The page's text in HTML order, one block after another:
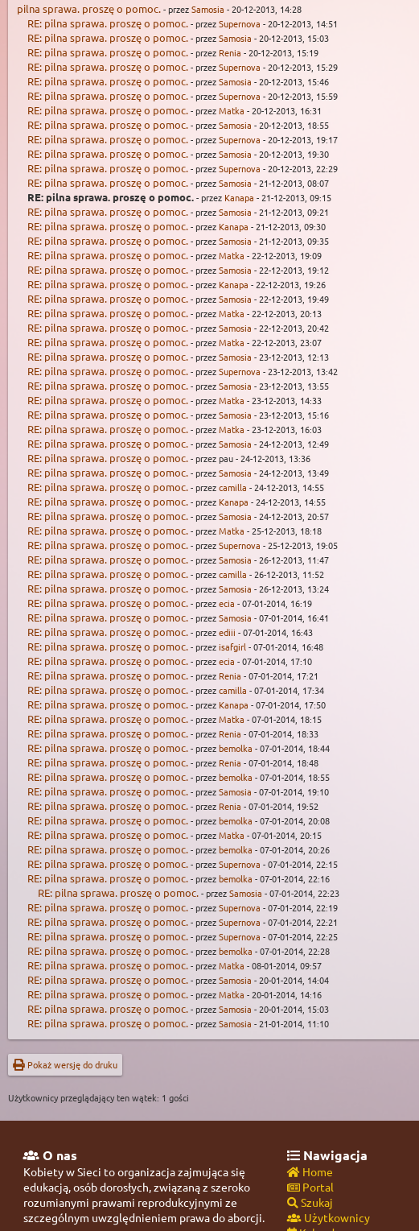
pilna sprawa. proszę o pomoc.- przezSamosia - 20-12-2013, 14:28
RE: pilna sprawa. proszę o pomoc.- przezSupernova - 20-12-2013, 14:51
RE: pilna sprawa. proszę o pomoc.- przezSamosia - 20-12-2013, 15:03
RE: pilna sprawa. proszę o pomoc.- przez Renia - 20-12-2013, 15:19
RE: pilna sprawa. proszę o pomoc.- przezSupernova - 20-12-2013, 15:29
RE: pilna sprawa. proszę o pomoc.- przezSamosia - 20-12-2013, 15:46
RE: pilna sprawa. proszę o pomoc.- przezSupernova - 20-12-2013, 15:59
RE: pilna sprawa. proszę o pomoc.- przezMatka - 20-12-2013, 16:31
RE: pilna sprawa. proszę o pomoc.- przezSamosia - 20-12-2013, 18:55
RE: pilna sprawa. proszę o pomoc.- przezSupernova - 20-12-2013, 19:17
RE: pilna sprawa. proszę o pomoc.- przezSamosia - 20-12-2013, 19:30
RE: pilna sprawa. proszę o pomoc.- przezSupernova - 20-12-2013, 22:29
RE: pilna sprawa. proszę o pomoc.- przezSamosia - 21-12-2013, 08:07
RE: pilna sprawa. proszę o pomoc.- przez Kanapa - 21-12-2013, 09:15
RE: pilna sprawa. proszę o pomoc.- przezSamosia - 21-12-2013, 09:21
RE: pilna sprawa. proszę o pomoc.- przez Kanapa - 21-12-2013, 09:30
RE: pilna sprawa. proszę o pomoc.- przezSamosia - 21-12-2013, 09:35
RE: pilna sprawa. proszę o pomoc.- przezMatka - 22-12-2013, 19:09
RE: pilna sprawa. proszę o pomoc.- przezSamosia - 22-12-2013, 19:12
RE: pilna sprawa. proszę o pomoc.- przez Kanapa - 22-12-2013, 19:26
RE: pilna sprawa. proszę o pomoc.- przezSamosia - 22-12-2013, 19:49
RE: pilna sprawa. proszę o pomoc.- przezMatka - 22-12-2013, 20:13
RE: pilna sprawa. proszę o pomoc.- przezSamosia - 22-12-2013, 20:42
RE: pilna sprawa. proszę o pomoc.- przezMatka - 22-12-2013, 23:07
RE: pilna sprawa. proszę o pomoc.- przezSamosia - 23-12-2013, 12:13
RE: pilna sprawa. proszę o pomoc.- przezSupernova - 23-12-2013, 13:42
RE: pilna sprawa. proszę o pomoc.- przezSamosia - 23-12-2013, 13:55
RE: pilna sprawa. proszę o pomoc.- przezMatka - 23-12-2013, 14:33
RE: pilna sprawa. proszę o pomoc.- przezSamosia - 23-12-2013, 15:16
RE: pilna sprawa. proszę o pomoc.- przezMatka - 23-12-2013, 16:03
RE: pilna sprawa. proszę o pomoc.- przezSamosia - 24-12-2013, 12:49
RE: pilna sprawa. proszę o pomoc.- przez pau - 24-12-2013, 13:36
RE: pilna sprawa. proszę o pomoc.- przezSamosia - 24-12-2013, 13:49
RE: pilna sprawa. proszę o pomoc.- przezcamilla - 24-12-2013, 14:55
RE: pilna sprawa. proszę o pomoc.- przez Kanapa - 24-12-2013, 14:55
RE: pilna sprawa. proszę o pomoc.- przezSamosia - 24-12-2013, 20:57
RE: pilna sprawa. proszę o pomoc.- przezMatka - 25-12-2013, 18:18
RE: pilna sprawa. proszę o pomoc.- przezSupernova - 25-12-2013, 19:05
RE: pilna sprawa. proszę o pomoc.- przezSamosia - 26-12-2013, 11:47
RE: pilna sprawa. proszę o pomoc.- przezcamilla - 26-12-2013, 11:52
RE: pilna sprawa. proszę o pomoc.- przezSamosia - 26-12-2013, 13:24
RE: pilna sprawa. proszę o pomoc.- przezecia - 07-01-2014, 16:19
RE: pilna sprawa. proszę o pomoc.- przezSamosia - 07-01-2014, 16:41
RE: pilna sprawa. proszę o pomoc.- przezediii - 07-01-2014, 16:43
RE: pilna sprawa. proszę o pomoc.- przezisafgirl - 07-01-2014, 16:48
RE: pilna sprawa. proszę o pomoc.- przezecia - 07-01-2014, 17:10
RE: pilna sprawa. proszę o pomoc.- przez Renia - 07-01-2014, 17:21
RE: pilna sprawa. proszę o pomoc.- przezcamilla - 07-01-2014, 17:34
RE: pilna sprawa. proszę o pomoc.- przez Kanapa - 07-01-2014, 17:50
RE: pilna sprawa. proszę o pomoc.- przezMatka - 07-01-2014, 18:15
RE: pilna sprawa. proszę o pomoc.- przez Renia - 07-01-2014, 18:33
RE: pilna sprawa. proszę o pomoc.- przezbemolka - 07-01-2014, 18:44
RE: pilna sprawa. proszę o pomoc.- przez Renia - 07-01-2014, 18:48
RE: pilna sprawa. proszę o pomoc.- przezbemolka - 07-01-2014, 18:55
RE: pilna sprawa. proszę o pomoc.- przezSamosia - 07-01-2014, 19:10
RE: pilna sprawa. proszę o pomoc.- przez Renia - 07-01-2014, 19:52
RE: pilna sprawa. proszę o pomoc.- przezbemolka - 07-01-2014, 20:08
RE: pilna sprawa. proszę o pomoc.- przezMatka - 07-01-2014, 20:15
RE: pilna sprawa. proszę o pomoc.- przezbemolka - 07-01-2014, 20:26
RE: pilna sprawa. proszę o pomoc.- przezSupernova - 07-01-2014, 22:15
RE: pilna sprawa. proszę o pomoc.- przezbemolka - 07-01-2014, 22:16
RE: pilna sprawa. proszę o pomoc.- przezSamosia - 07-01-2014, 22:23
RE: pilna sprawa. proszę o pomoc.- przezSupernova - 07-01-2014, 22:19
RE: pilna sprawa. proszę o pomoc.- przezSupernova - 07-01-2014, 22:21
RE: pilna sprawa. proszę o pomoc.- przezSupernova - 07-01-2014, 22:25
RE: pilna sprawa. proszę o pomoc.- przezbemolka - 07-01-2014, 22:28
RE: pilna sprawa. proszę o pomoc.- przezMatka - 08-01-2014, 09:57
RE: pilna sprawa. proszę o pomoc.- przezSamosia - 20-01-2014, 14:04
RE: pilna sprawa. proszę o pomoc.- przezMatka - 20-01-2014, 14:16
RE: pilna sprawa. proszę o pomoc.- przezSamosia - 20-01-2014, 15:03
RE: pilna sprawa. proszę o pomoc.- przezSamosia - 21-01-2014, 11:10
Pokaż wersję do druku
Użytkownicy przeglądający ten wątek: 1 gości
O nas
Kobiety w Sieci to organizacja zajmująca się
edukacją, osób dorosłych, związaną z szeroko
rozumianymi prawami reprodukcyjnymi ze
szczególnym uwzględnieniem prawa do aborcji.
Nawigacja
Home
Portal
Szukaj
Użytkownicy